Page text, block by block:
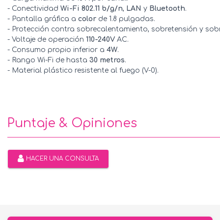
- Conectividad Wi-Fi 802.11 b/g/n, LAN y Bluetooth.
- Pantalla gráfica a color de 1.8 pulgadas.
- Protección contra sobrecalentamiento, sobretensión y
- Voltaje de operación 110-240V AC.
- Consumo propio inferior a 4W.
- Rango Wi-Fi de hasta 30 metros.
- Material plástico resistente al fuego (V-0).
Puntaje & Opiniones
HACER UNA CONSULTA